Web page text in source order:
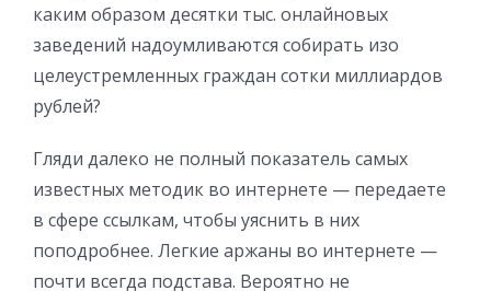
каким образом десятки тыс. онлайновых
заведений надоумливаются собирать изо
целеустремленных граждан сотки миллиардов
рублей?
Гляди далеко не полный показатель самых
известных методик во интернете — передаете
в сфере ссылкам, чтобы уяснить в них
поподробнее. Легкие аржаны во интернете —
почти всегда подстава. Вероятно не